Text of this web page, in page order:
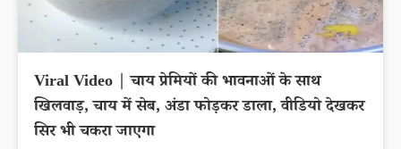
Viral Video | चाय प्रेमियों की भावनाओं के साथ
खिलवाड़, चाय में सेब, अंडा फोड़कर डाला, वीडियो देखकर
सिर भी चकरा जाएगा